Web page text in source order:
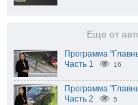
Еще от
Программа
Часть 1
16
Программа
Часть 2
5